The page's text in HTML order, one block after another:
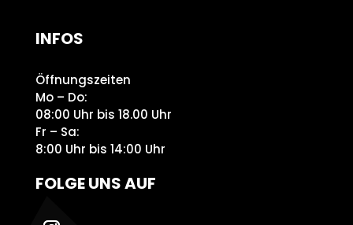
INFOS
Öffnungszeiten
Mo – Do:
08:00 Uhr bis 18.00 Uhr
Fr – Sa:
8:00 Uhr bis 14:00 Uhr
FOLGE UNS AUF